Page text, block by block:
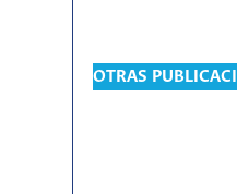
OTRAS